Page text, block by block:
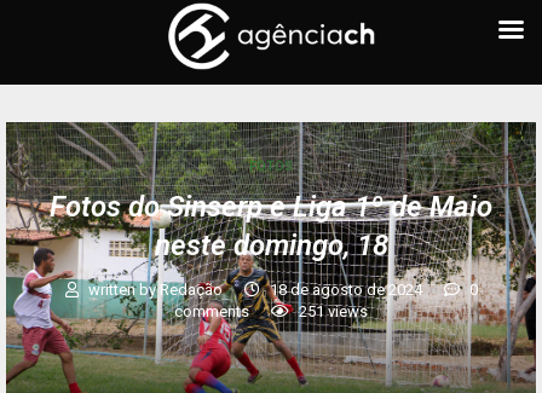
FOTOS
Fotos do Sinserp e Liga 1º de Maio
neste domingo, 18
written by Redação 18 de agosto de 2024
0
comments
251views